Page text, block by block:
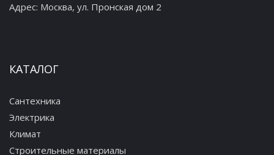
Адрес: Москва, ул. Пронская дом 2
КАТАЛОГ
Сантехника
Электрика
Климат
Строительные материалы